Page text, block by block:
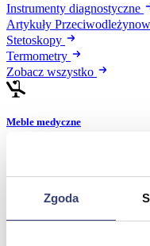
Zgoda
Instrumenty diagnostyczne
Artykuły
Stetoskopy
Termometry
Zobacz wszystko
Meble medyczne
Kozetki
Taborety i krzesła
Stoły